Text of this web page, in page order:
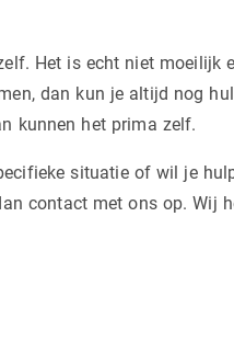
Het is echt niet moeilijk
dan kun je altijd nog
kunnen het prima zelf.
situatie of wil je
contact met ons op. Wij